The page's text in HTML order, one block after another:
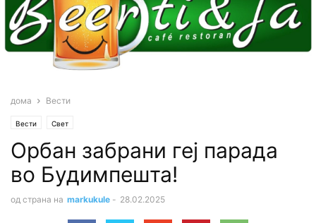
дома Вести
Вести Свет
Орбан забрани геј парада
во Будимпешта!
од страна на markukule - 28.02.2025